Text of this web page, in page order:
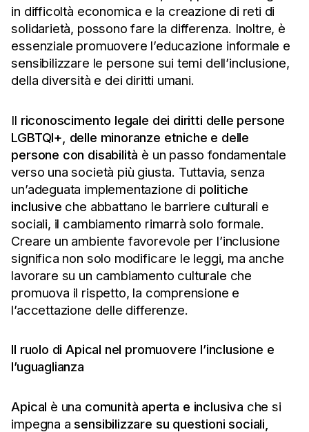
in difficoltà economica e la creazione di reti di
solidarietà, possono fare la differenza. Inoltre, è
essenziale promuovere l’educazione informale e
sensibilizzare le persone sui temi dell’inclusione,
della diversità e dei diritti umani.
Il riconoscimento legale dei diritti delle persone
LGBTQI+, delle minoranze etniche e delle
persone con disabilità è un passo fondamentale
verso una società più giusta. Tuttavia, senza
un’adeguata implementazione di politiche
inclusive che abbattano le barriere culturali e
sociali, il cambiamento rimarrà solo formale.
Creare un ambiente favorevole per l’inclusione
significa non solo modificare le leggi, ma anche
lavorare su un cambiamento culturale che
promuova il rispetto, la comprensione e
l’accettazione delle differenze.
Il ruolo di Apical nel promuovere l’inclusione e
l’uguaglianza
Apical è una comunità aperta e inclusiva che si
impegna a sensibilizzare su questioni sociali,